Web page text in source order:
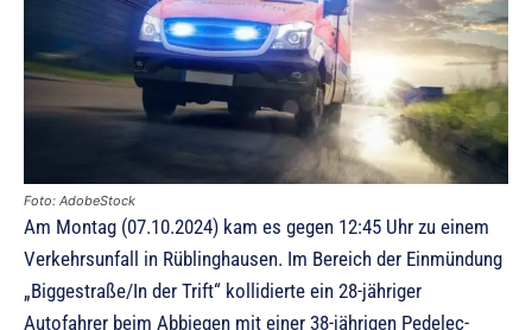
Foto: AdobeStock
Am Montag (07.10.2024) kam es gegen 12:45 Uhr zu einem
Verkehrsunfall in Rüblinghausen. Im Bereich der Einmündung
„Biggestraße/In der Trift“ kollidierte ein 28-jähriger
Autofahrer beim Abbiegen mit einer 38-jährigen Pedelec-